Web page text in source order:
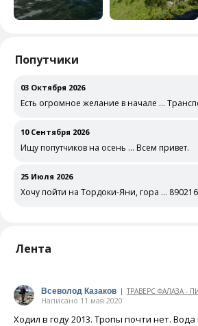
Попутчики
03 Октября 2026
Есть огромное желание в начале …
10 Сентября 2026
Ищу попутчиков на осень … Всем привет.
25 Июля 2026
Хочу пойти на Тордоки-Яни, гора …
Лента
Всеволод Казаков | ТРАВЕРС ФАЛАЗА -
Написано 11 мая 2020
Ходил в году 2013. Тропы почти нет. Вода